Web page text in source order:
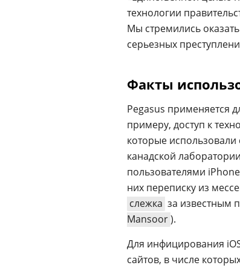
технологии
Мы стремились
серьезных
Факты
Pegasus применяется
примеру, доступ к
которые использовали
канадской
пользователями
них переписку из
слежка за известным
Mansoor).
Для инфицирования
сайтов, в числе